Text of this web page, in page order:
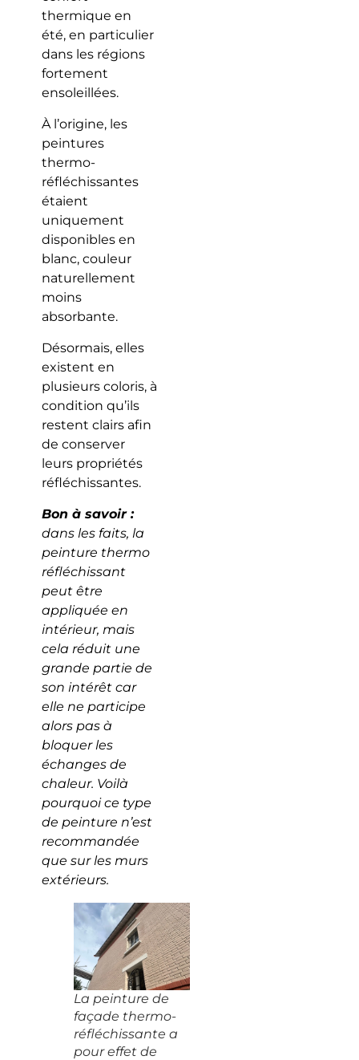
thermique en
été, en particulier
dans les régions
fortement
ensoleillées.
À l’origine, les
peintures
thermo-
réfléchissantes
étaient
uniquement
disponibles en
blanc, couleur
naturellement
moins
absorbante.
Désormais, elles
existent en
plusieurs coloris, à
condition qu’ils
restent clairs afin
de conserver
leurs propriétés
réfléchissantes.
Bon à savoir :
dans les faits, la
peinture thermo
réfléchissant
peut être
appliquée en
intérieur, mais
cela réduit une
grande partie de
son intérêt car
elle ne participe
alors pas à
bloquer les
échanges de
chaleur. Voilà
pourquoi ce type
de peinture n’est
recommandée
que sur les murs
extérieurs.
La peinture de
façade thermo-
réfléchissante a
pour effet de